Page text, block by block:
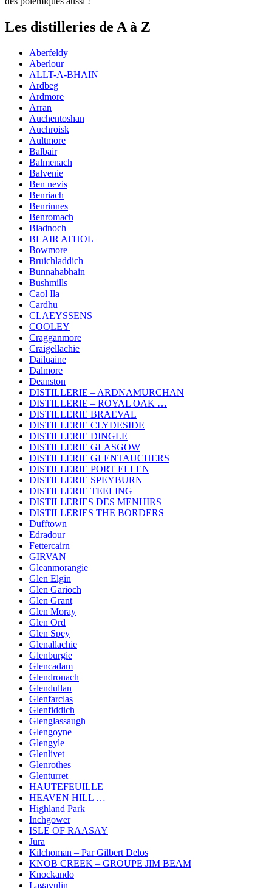
Les distilleries de A à Z
Aberfeldy
Aberlour
ALLT-A-BHAIN
Ardbeg
Ardmore
Arran
Auchentoshan
Auchroisk
Aultmore
Balbair
Balmenach
Balvenie
Ben nevis
Benriach
Benrinnes
Benromach
Bladnoch
BLAIR ATHOL
Bowmore
Bruichladdich
Bunnahabhain
Bushmills
Caol Ila
Cardhu
CLAEYSSENS
COOLEY
Cragganmore
Craigellachie
Dailuaine
Dalmore
Deanston
DISTILLERIE – ARDNAMURCHAN
DISTILLERIE – ROYAL OAK …
DISTILLERIE BRAEVAL
DISTILLERIE CLYDESIDE
DISTILLERIE DINGLE
DISTILLERIE GLASGOW
DISTILLERIE GLENTAUCHERS
DISTILLERIE PORT ELLEN
DISTILLERIE SPEYBURN
DISTILLERIE TEELING
DISTILLERIES DES MENHIRS
DISTILLERIES THE BORDERS
Dufftown
Edradour
Fettercairn
GIRVAN
Gleanmorangie
Glen Elgin
Glen Garioch
Glen Grant
Glen Moray
Glen Ord
Glen Spey
Glenallachie
Glenburgie
Glencadam
Glendronach
Glendullan
Glenfarclas
Glenfiddich
Glenglassaugh
Glengoyne
Glengyle
Glenlivet
Glenrothes
Glenturret
HAUTEFEUILLE
HEAVEN HILL …
Highland Park
Inchgower
ISLE OF RAASAY
Jura
Kilchoman – Par Gilbert Delos
KNOB CREEK – GROUPE JIM BEAM
Knockando
Lagavulin